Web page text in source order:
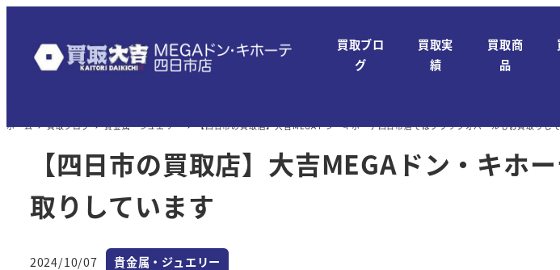
テ
買取ブロ
グ
買取実
績
買取商
品
ホーム 買取ブログ 貴金属・ジュエリー 【四日市の買取店】大吉MEGAドン・キホーテ四日市店ではブラックオパールもお買取りし
【四日市の買取店】大吉MEGAドン・キホ
取りしています
2024/10/07 カテゴリー
貴金属・ジュエリー